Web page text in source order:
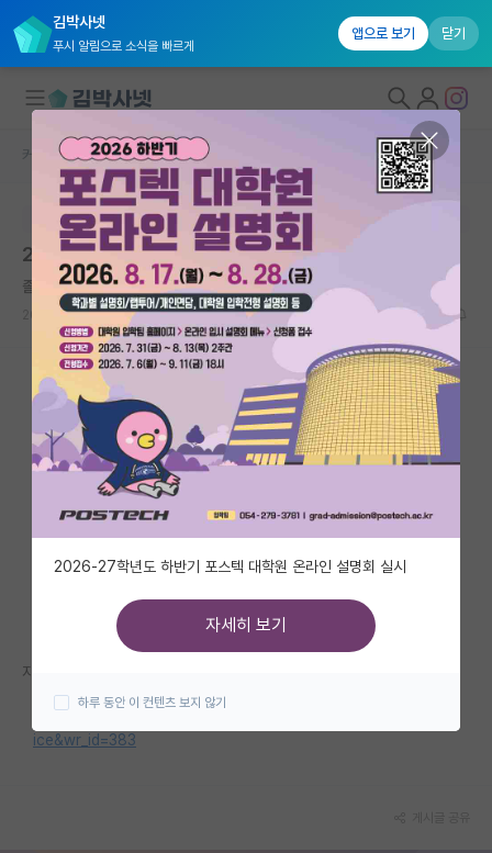
김박사넷
푸시 알림으로 소식을 빠르게
앱으로 보기 닫기
대학원생 모집
국내대학원 정보
연구실&오픈랩
커뮤니티
커뮤니티 홈
전체글보기
베스트 게시판
IF 명예의전당
자유 게시판(아무개랩)
미국 유학 게시판
미국 대학원 합격 후기 게시판
대학원 합격 후기 게시판
연구실(PI) 홍보 게시판
커뮤니티 홈 임용 정보 게시판
본문이 수정되지 않는 박제글입니다.
2026학년도 2학기 강원대학교 교수 초빙 공고
졸린 레오나르도 다빈치
2026.05.14 0 719
자세한 내용은 홈페이지를 참고해 주세요.
ice&wr_id=383
2026-27학년도 하반기 포스텍 대학원 온라인 설명회 실시
자세히 보기
하루 동안 이 컨텐츠 보지 않기